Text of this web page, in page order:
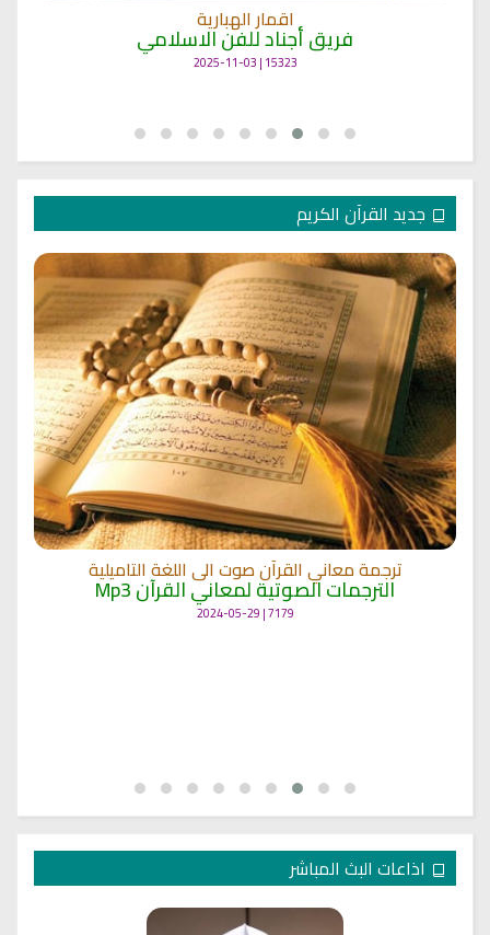
اقمار الهبارية
فريق أجناد للفن الاسلامي
15323 | 2025-11-03
جديد القرآن الكريم
ترجمة معاني القرآن صوت الى اللغة التاميلية
الترجمات الصوتية لمعاني القرآن Mp3
7179 | 2024-05-29
اذاعات البث المباشر